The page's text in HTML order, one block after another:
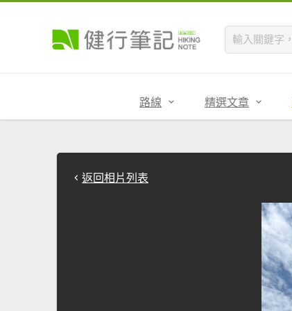
路線 精選文章
返回相片列表